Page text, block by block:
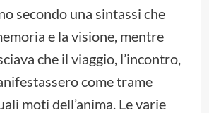
secondo una sintassi che
e la visione, mentre
che il viaggio, l’incontro,
come trame
moti dell’anima. Le varie